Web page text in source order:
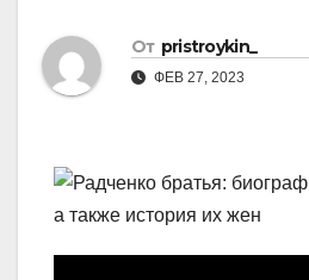
От pristroykin_
ФЕВ 27, 2023